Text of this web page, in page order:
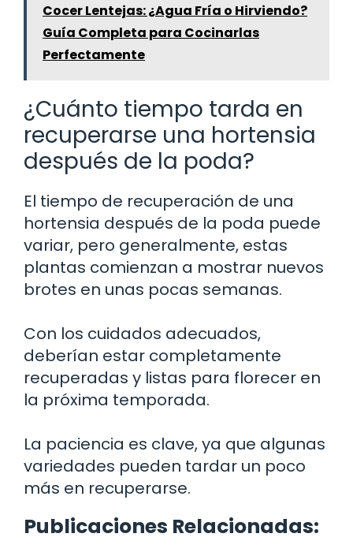
Cocer Lentejas: ¿Agua Fría o Hirviendo?
Guía Completa para Cocinarlas
Perfectamente
¿Cuánto tiempo tarda en
recuperarse una hortensia
después de la poda?
El tiempo de recuperación de una
hortensia después de la poda puede
variar, pero generalmente, estas
plantas comienzan a mostrar nuevos
brotes en unas pocas semanas.
Con los cuidados adecuados,
deberían estar completamente
recuperadas y listas para florecer en
la próxima temporada.
La paciencia es clave, ya que algunas
variedades pueden tardar un poco
más en recuperarse.
Publicaciones Relacionadas: